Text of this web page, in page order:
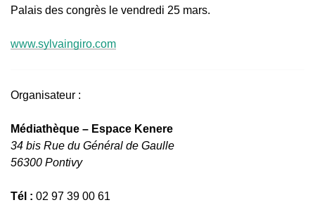
Palais des congrès le vendredi 25 mars.
www.sylvaingiro.com
Organisateur :
Médiathèque – Espace Kenere
34 bis Rue du Général de Gaulle
56300 Pontivy
Tél : 02 97 39 00 61